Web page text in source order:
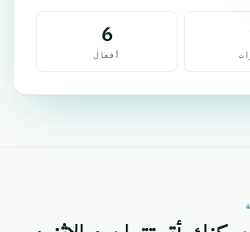
6
أفعال